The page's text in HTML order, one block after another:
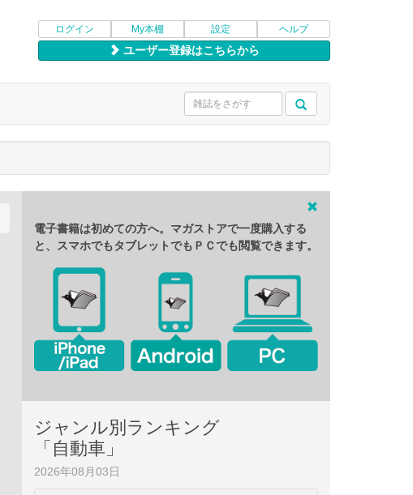
ログイン My本棚 設定 ヘルプ
ユーザー登録はこちらから
電子書籍は初めての方へ。マガストアで一度購入する
と、スマホでもタブレットでもＰＣでも閲覧できます。
ジャンル別ランキング
「自動車」
2026年08月03日